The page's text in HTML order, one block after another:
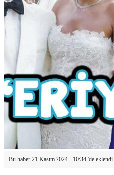
Bu haber 21 Kasım 2024 - 10:34 'de eklendi.